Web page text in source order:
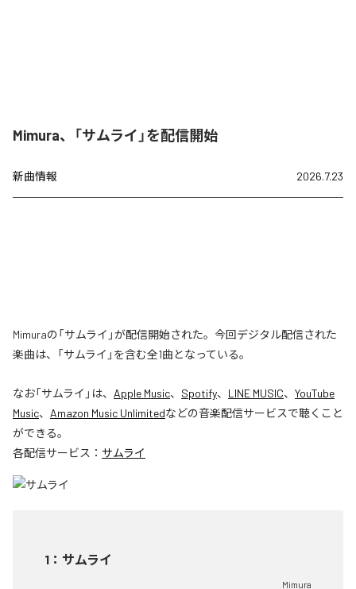
Mimura、「サムライ」を配信開始
新曲情報 2026.7.23
Mimuraの「サムライ」が配信開始された。今回デジタル配信された
楽曲は、「サムライ」を含む全1曲となっている。
なお「サムライ 」は、 Apple Music、 Spotify、 LINE MUSIC、 YouTube
Music、 Amazon Music Unlimitedなどの音楽配信サービスで聴くこと
ができる。
各配信サービス： サムライ
1 ： サムライ
Mimura